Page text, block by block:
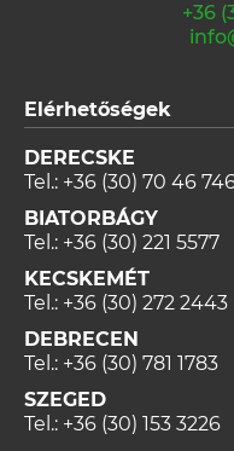
+36
Elérhetőségek
DERECSKE
Tel.: +36 (30) 70 46
BIATORBÁGY
Tel.: +36 (30) 221 5577
KECSKEMÉT
Tel.: +36 (30) 272 2443
DEBRECEN
Tel.: +36 (30) 781 1783
SZEGED
Tel.: +36 (30) 153 3226